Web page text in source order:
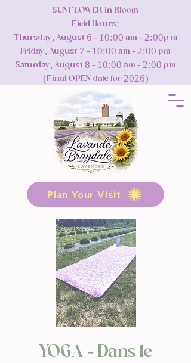
Plan Your Visit
SUNFLOWER in Bloom
Field Hours:
Thursday, August 6 - 10:00 am - 2:00p m
Friday, August 7 - 10:00 am - 2:00 pm
Saturday, August 8 - 10:00 am - 2:00 pm
(Final OPEN date for 2026)
YOGA - Dans le